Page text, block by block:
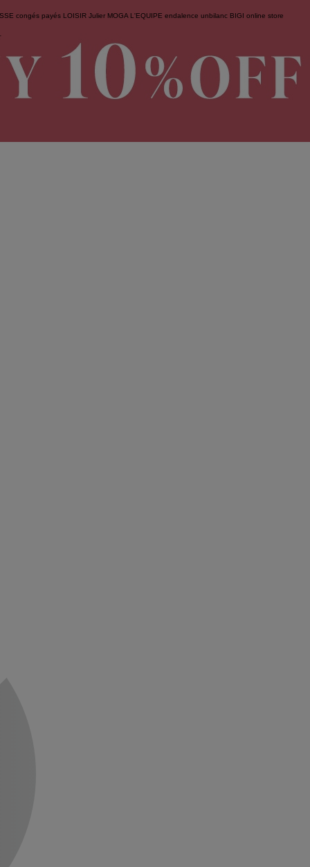
congés payés LOISIR Julier MOGA L'EQUIPE endalence unbilanc BIGI online store